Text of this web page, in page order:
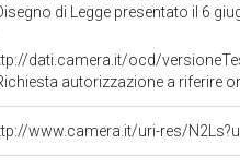
di Legge presentato il 6
dati.camera.it/ocd/
autorizzazione a riferire
www.camera.it/uri-res/